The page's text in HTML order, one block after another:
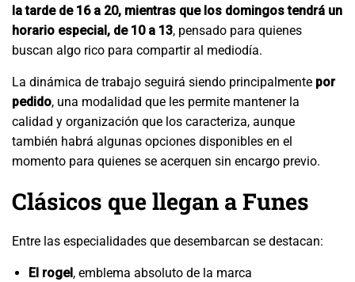
la tarde de 16 a 20, mientras que los domingos tendrá un
horario especial, de 10 a 13, pensado para quienes
buscan algo rico para compartir al mediodía.
La dinámica de trabajo seguirá siendo principalmente por
pedido, una modalidad que les permite mantener la
calidad y organización que los caracteriza, aunque
también habrá algunas opciones disponibles en el
momento para quienes se acerquen sin encargo previo.
Clásicos que llegan a Funes
Entre las especialidades que desembarcan se destacan:
El rogel , emblema absoluto de la marca